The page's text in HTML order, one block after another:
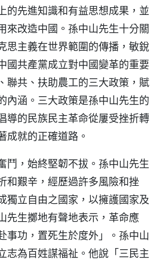
的先進知識和有益思想成果，並
來改造中國。孫中山先生十分關
思主義在世界範圍的傳播，敏銳
國共產黨成立對中國變革的重要
聯共、扶助農工的三大政策，賦
內涵。三大政策是孫中山先生的
導的民族民主革命從屢受挫折轉
成就的正確道路。
鬥，始終堅韌不拔。孫中山先生
和艱辛，經歷過許多風險和挫
獨立自由之國家，以擁護國家及
先生擲地有聲地表示，革命應
事功，置死生於度外」。孫中山
志為百姓謀福祉。他說「三民主